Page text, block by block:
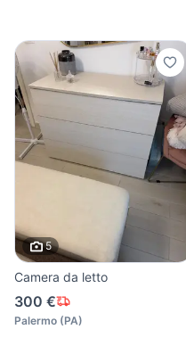
5
Camera da letto
300 €
Palermo (PA)